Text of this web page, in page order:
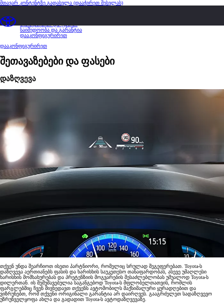
მთავარ კონტენტზე გადასვლა (დააჭირეთ შესვლას)
საიმედოობა და გარანტია
დააკონფიგურირეთ
დააკონფიგურირეთ
შეთავაზებები და ფასები
დაზღვევა
თქვენ უნდა შეარჩიოთ ისეთი პარტნიორი, რომელიც სრულად შეგეფერებათ. Toyota-ს
დაზღვევა აერთიანებს ფასის და ხარისხის საუკეთესო თანაფარდობას, ასევე უმაღლესი
ხარისხის მომსახურებას და პრეტენზიის მოგვარების შესაძლებლობას უშუალოდ Toyota-ს
დილერთან. ის შემუშავებულია საგანგებოდ Toyota-ს მფლობელთათვის, რომლის
ფარგლებშიც ჩვენ მივხედავთ თქვენს ავტომობილს მაქსიმალური ყურადღებით და
ვიზრუნებთ, რომ თქვენი ორიგინალი გარანტია არ დაირღვეს. გააგრძელეთ სადაზღვევო
უზრუნველყოფა ახლა და გადადით Toyota-ს ავტოდაზღვევაზე.